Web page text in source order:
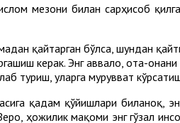
мезони билан сарҳисоб
қайтарган бўлса, шундан
керак. Энг аввало, ота-
туриш, уларга мурувват
қадам қўйишлари биланоқ,
ҳожилик мақоми энг гўзал